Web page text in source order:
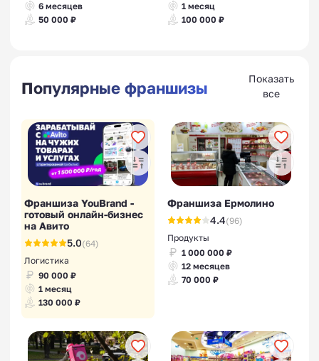
6 месяцев
50 000 ₽
1 месяц
100 000 ₽
Популярные франшизы
Показать
все
Франшиза YouBrand -
готовый онлайн-бизнес
на Авито
5.0(64)
Логистика
90 000 ₽
1 месяц
130 000 ₽
Франшиза Ермолино
4.4(96)
Продукты
1 000 000 ₽
12 месяцев
70 000 ₽